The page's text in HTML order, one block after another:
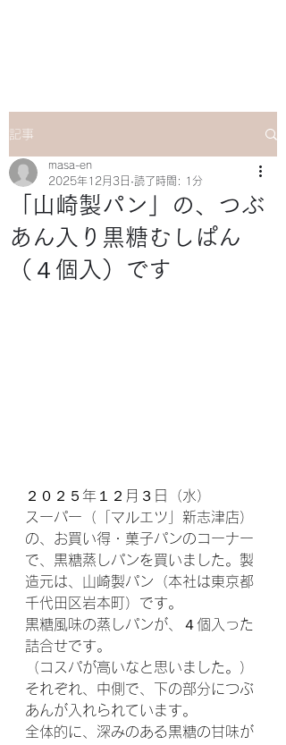
記事
「山崎製パン」の、つぶ
あん入り黒糖むしぱん
（４個入）です
masa-en
2025年12月3日 読了時間: 1分
２０２５年１２月３日（水）
スーパー（「マルエツ」新志津店）
の、お買い得・菓子パンのコーナー
で、黒糖蒸しパンを買いました。製
造元は、山崎製パン（本社は東京都
千代田区岩本町）です。
黒糖風味の蒸しパンが、４個入った
詰合せです。
（コスパが高いなと思いました。）
それぞれ、中側で、下の部分につぶ
あんが入れられています。
全体的に、深みのある黒糖の甘味が